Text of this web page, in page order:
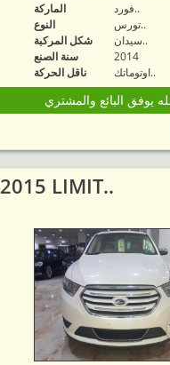
الماركة
فورد..
النوع
تورس..
شكل المركبة
سيدان..
سنة الصنع
2014
ناقل الحركة
اوتوماتك..
يوفق البائع والمشتري
2015 LIMIT..